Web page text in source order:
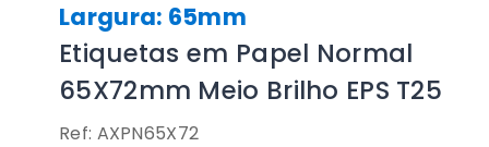
Largura: 65mm
Etiquetas em Papel Normal
65X72mm Meio Brilho EPS T25
Ref: AXPN65X72